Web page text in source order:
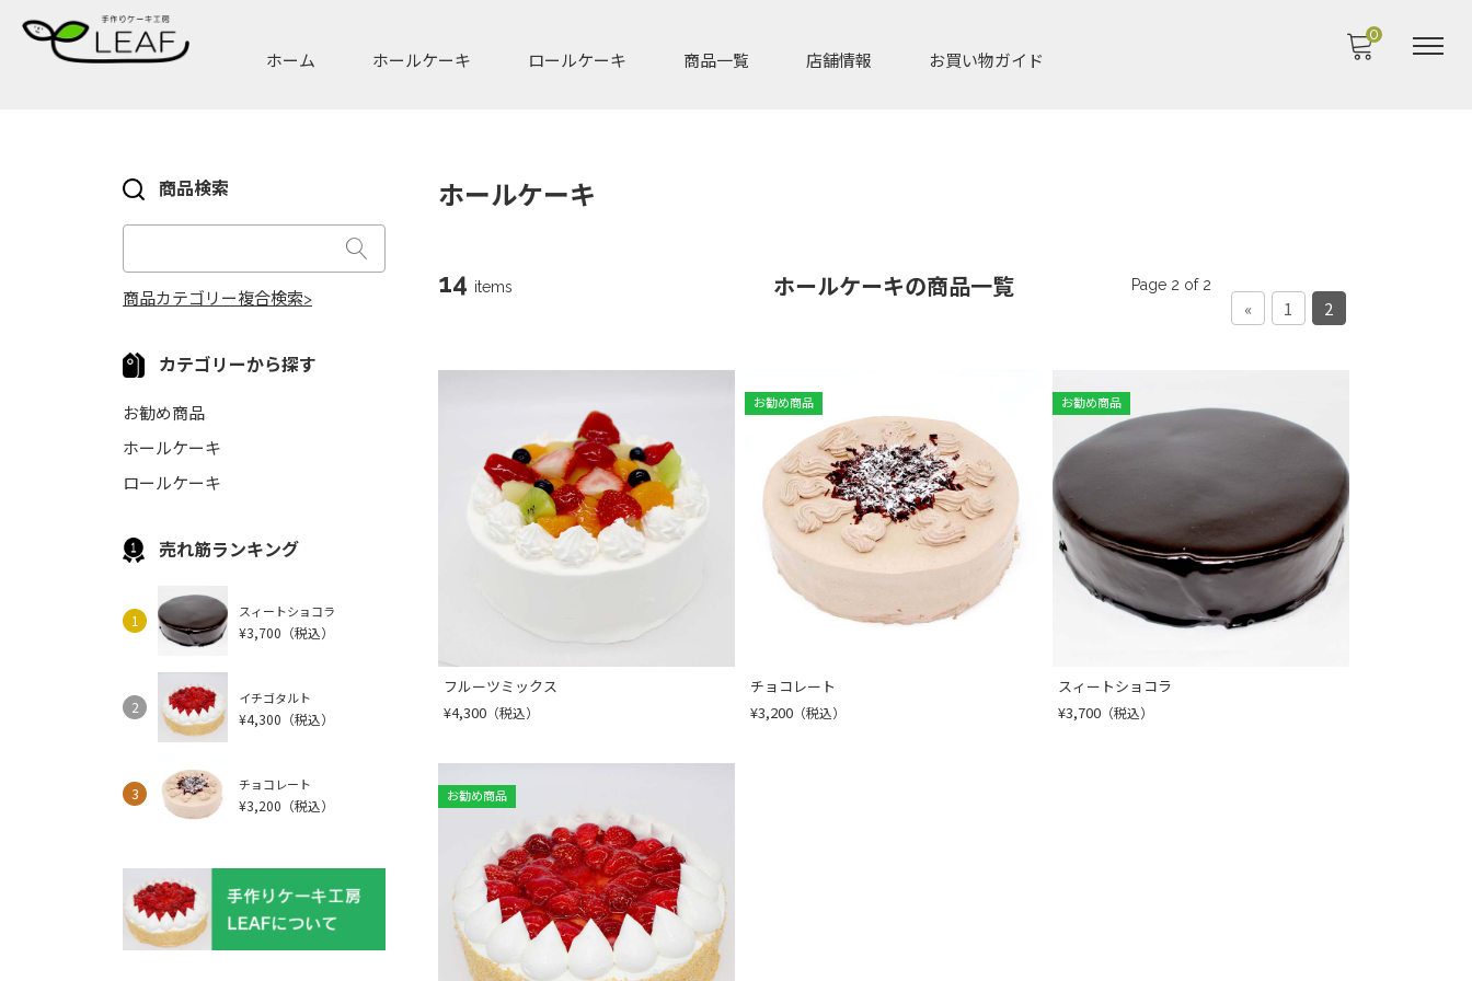
ホーム ホールケーキ ロールケーキ 商品一覧 店舗情報 お買い物ガイド
0
ホールケーキ
ホールケーキの商品一覧
14 items Page 2 of 2
« 1 2
フルーツミックス
¥4,300 （税込）
お勧め商品
チョコレート
¥3,200 （税込）
お勧め商品
スィートショコラ
¥3,700（税込）
お勧め商品
商品検索
商品カテゴリー複合検索>
カテゴリーから探す
お勧め商品
ホールケーキ
ロールケーキ
売れ筋ランキング
1 スィートショコラ
¥3,700 （税込）
2 イチゴタルト
¥4,300 （税込）
3 チョコレート
¥3,200 （税込）